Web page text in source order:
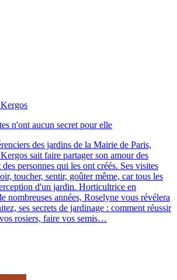
n'ont aucun secret pour elle
des jardins de la Mairie de Paris,
sait faire partager son amour des
personnes qui les ont créés. Ses visites
toucher, sentir, goûter même, car tous les
d'un jardin. Horticultrice en
nombreuses années, Roselyne vous révélera
ses secrets de jardinage : comment réussir
rosiers, faire vos semis…